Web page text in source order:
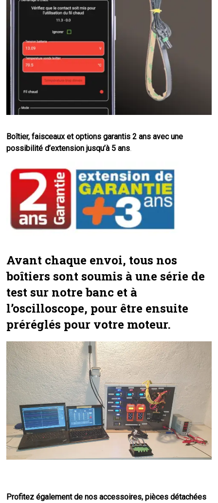
Boîtier, faisceaux et options garantis 2 ans avec une
possibilité d’extension jusqu’à 5 ans.
Avant chaque envoi, tous nos
boîtiers sont soumis à une série de
test sur notre banc et à
l’oscilloscope, pour être ensuite
préréglés pour votre moteur.
Profitez également de nos accessoires, pièces détachées